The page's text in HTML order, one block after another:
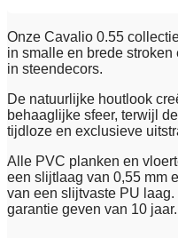
Onze Cavalio 0.55
in smalle en brede
in steendecors.
De natuurlijke houtlook
behaaglijke sfeer, terwijl
tijdloze en exclusieve
Alle PVC planken en
een slijtlaag van 0,55 mm
van een slijtvaste PU
garantie geven van 10 jaar.